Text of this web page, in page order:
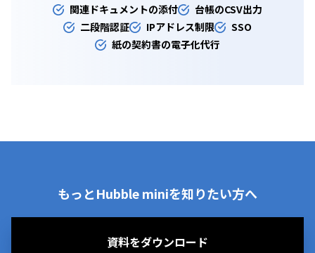
関連ドキュメントの添付
台帳のCSV出力
二段階認証
IPアドレス制限
SSO
紙の契約書の電子化代行
もっとHubble miniを知りたい方へ
資料をダウンロード